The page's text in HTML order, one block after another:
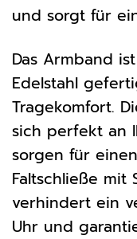
und sorgt für
Das Armband
Edelstahl
Tragekomfort.
sich perfekt an
sorgen für
Faltschließe mit
verhindert ein
Uhr und